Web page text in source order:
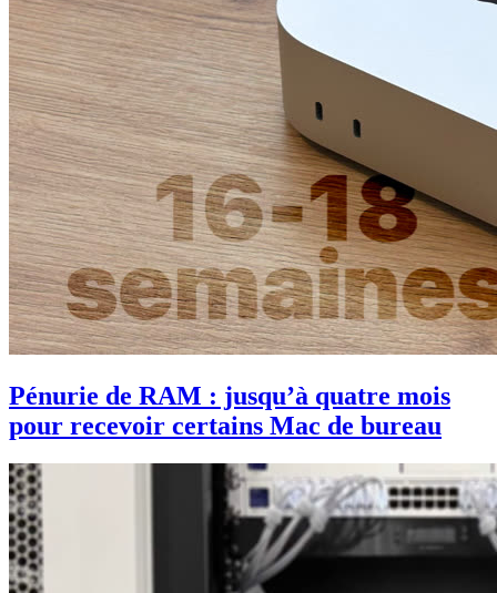
Pénurie de RAM : jusqu’à quatre mois
pour recevoir certains Mac de bureau